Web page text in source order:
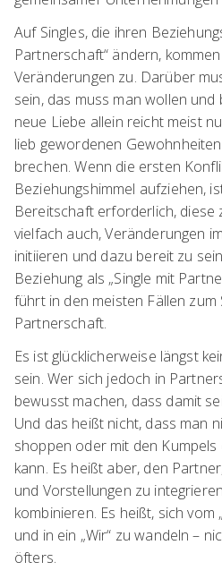
Auf Singles, die ihren
Partnerschaft“ ändern,
Veränderungen zu. Darüber
sein, das muss man wollen und
neue Liebe allein reicht meist
lieb gewordenen
brechen. Wenn die ersten
Beziehungshimmel aufziehen,
Bereitschaft erforderlich, diese
vielfach auch, Veränderungen
initiieren und dazu bereit zu
Beziehung als „Single mit
führt in den meisten Fällen
Partnerschaft.
Es ist glücklicherweise längst
sein. Wer sich jedoch in
bewusst machen, dass damit
Und das heißt nicht, dass man
shoppen oder mit den
kann. Es heißt aber, den
und Vorstellungen zu
kombinieren. Es heißt, sich vom
und in ein „Wir“ zu wandeln –
öfters.